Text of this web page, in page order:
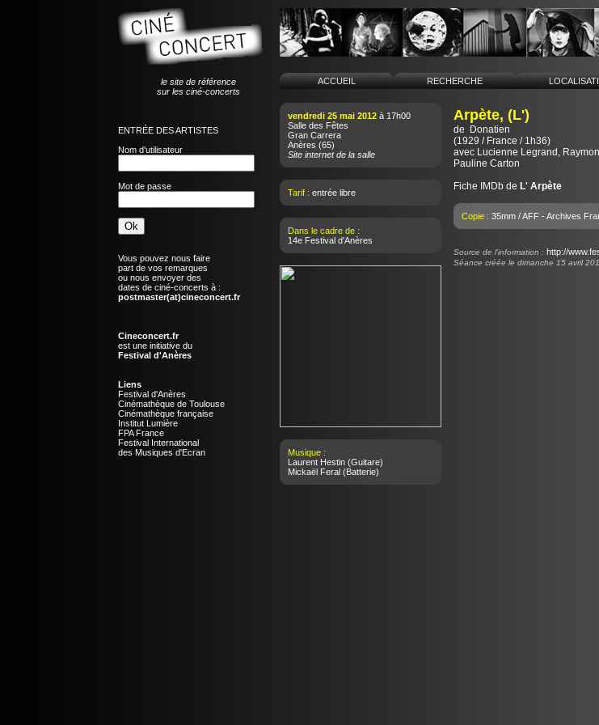
le site de référence
sur les ciné-concerts
ENTRÉE DES ARTISTES
Nom d'utilisateur
Mot de passe
Vous pouvez nous faire
part de vos remarques
ou nous envoyer des
dates de ciné-concerts à :
postmaster(at)cineconcert.fr
Cineconcert.fr
est une initiative du
Festival d'Anères
Liens
Festival d'Anères
Cinémathèque de Toulouse
Cinémathèque française
Institut Lumière
FPA France
Festival International
des Musiques d'Ecran
ACCUEIL RECHERCHE
vendredi 25 mai 2012à 17h00
Salle des Fêtes
Gran Carrera
Anères (65)
Site internet de la salle
Tarif : entrée libre
Dans le cadre de :
14e Festival d'Anères
Musique :
Laurent Hestin(Guitare)
Mickaël Feral(Batterie)
Arpète, (L')
de
Donatien
(1929 / France / 1h36)
avec Lucienne Legrand,
Pauline Carton
Fiche IMDb de L' Arpète
Copie : 35mm / AFF - Archives
Source de l'information : http://
Séance créée le dimanche 15 avril